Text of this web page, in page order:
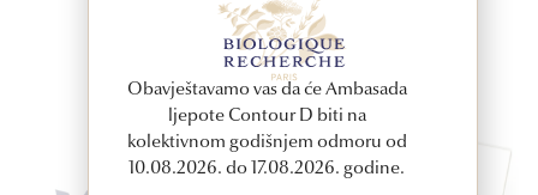
Odaberi opcije
Obavještavamo vas da će Ambasada
ljepote Contour D biti na
kolektivnom godišnjem odmoru od
10.08.2026. do 17.08.2026. godine.